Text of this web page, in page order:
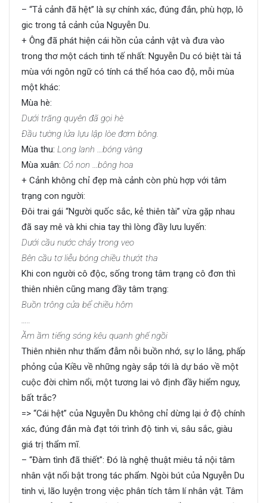
– “Tả cảnh đã hệt” là sự chính xác, đúng đắn, phù hợp, lô
gic trong tả cảnh của Nguyễn Du.
+ Ông đã phát hiện cái hồn của cảnh vật và đưa vào
trong thơ một cách tinh tế nhất: Nguyễn Du có biệt tài tả
mùa với ngôn ngữ có tính cá thể hóa cao độ, mỗi mùa
một khác:
Mùa hè:
Dưới trăng quyên đã gọi hè
Đầu tường lửa lựu lập lòe đơm bông.
Mùa thu: Long lanh …bóng vàng
Mùa xuân: Cỏ non …bông hoa
+ Cảnh không chỉ đẹp mà cảnh còn phù hợp với tâm
trạng con người:
Đôi trai gái “Người quốc sắc, kẻ thiên tài” vừa gặp nhau
đã say mê và khi chia tay thì lòng đầy lưu luyến:
Dưới cầu nước chảy trong veo
Bên cầu tơ liễu bóng chiều thướt tha
Khi con người cô độc, sống trong tâm trạng cô đơn thì
thiên nhiên cũng mang đầy tâm trạng:
Buồn trông cửa bể chiều hôm
…..
Ầm ầm tiếng sóng kêu quanh ghế ngồi
Thiên nhiên như thấm đẫm nỗi buồn nhớ, sự lo lắng, phấp
phỏng của Kiều về những ngày sắp tới là dự báo về một
cuộc đời chìm nổi, một tương lai vô định đầy hiểm nguy,
bất trắc?
=> “Cái hệt” của Nguyễn Du không chỉ dừng lại ở độ chính
xác, đúng đắn mà đạt tới trình độ tinh vi, sâu sắc, giàu
giá trị thẩm mĩ.
– “Đàm tình đã thiết”: Đó là nghệ thuật miêu tả nội tâm
nhân vật nổi bật trong tác phẩm. Ngòi bút của Nguyễn Du
tinh vi, lão luyện trong việc phân tích tâm lí nhân vật. Tâm